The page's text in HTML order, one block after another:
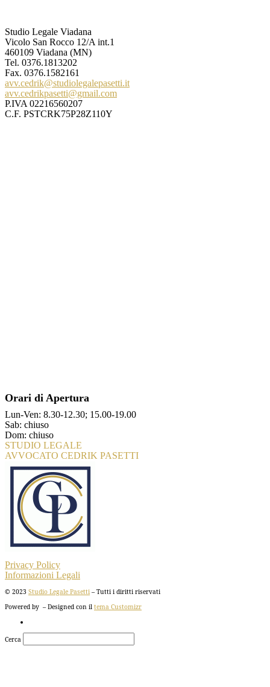
Studio Legale Viadana
Vicolo San Rocco 12/A int.1
460109 Viadana (MN)
Tel. 0376.1813202
Fax. 0376.1582161
avv.cedrik@studiolegalepasetti.it
avv.cedrikpasetti@gmail.com
P.IVA 02216560207
C.F. PSTCRK75P28Z110Y
Orari di Apertura
Lun-Ven: 8.30-12.30; 15.00-19.00
Sab: chiuso
Dom: chiuso
STUDIO LEGALE
AVVOCATO CEDRIK PASETTI
Privacy Policy
Informazioni Legali
© 2023 Studio Legale Pasetti – Tutti i diritti riservati
Powered by – Designed con il tema Customizr
Cerca